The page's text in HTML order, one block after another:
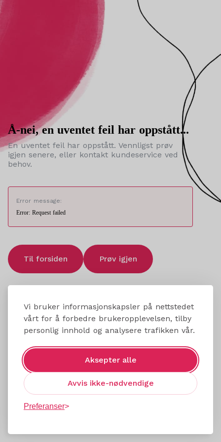
Vi bruker informasjonskapsler på nettstedet
vårt for å forbedre brukeropplevelsen, tilby
personlig innhold og analysere trafikken vår.
Aksepter alle
Avvis ikke-nødvendige
Preferanser
Å-nei, en uventet feil har oppstått...
En uventet feil har oppstått. Vennligst prøv
igjen senere, eller kontakt kundeservice ved
behov.
Error message:
Error: Request failed
Til forsiden Prøv igjen